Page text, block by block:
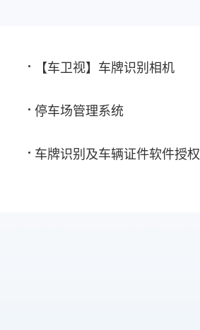
【车卫视】车牌识别相机
停车场管理系统
车牌识别及车辆证件软件授权